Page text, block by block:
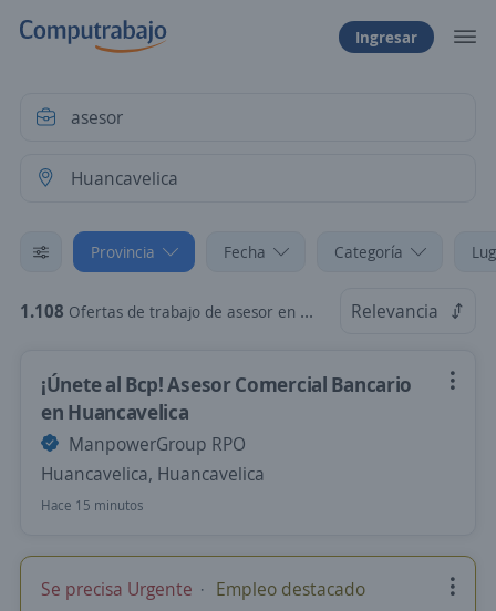
Ingresar
Provincia Fecha Categoría
1.108 Ofertas de trabajo de asesor en Huancavelica Relevancia
¡Únete al Bcp! Asesor Comercial Bancario
en Huancavelica
ManpowerGroup RPO
Huancavelica, Huancavelica
Hace 15 minutos
Se precisa Urgente Empleo destacado